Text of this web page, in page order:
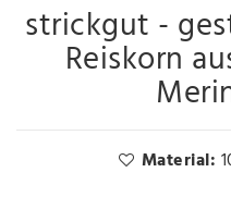
strickgut -
Reiskorn
Material: